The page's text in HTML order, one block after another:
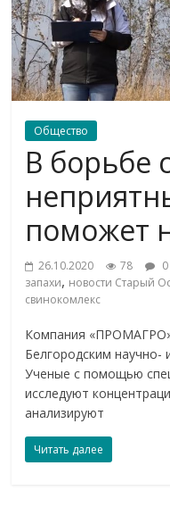
Общество
В борьбе с
поможет
26.10.2020 78
запахи, новости Старый
свинокомлекс
Компания «ПРОМАГРО»
Белгородским научно-
Ученые c помощью
исследуют
анализируют
Читать далее